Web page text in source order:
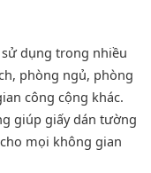
dụng trong nhiều
phòng ngủ, phòng
công cộng khác.
giúp giấy dán tường
mọi không gian